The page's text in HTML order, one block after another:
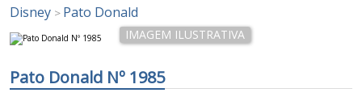
Disney > Pato Donald
Pato Donald Nº 1985